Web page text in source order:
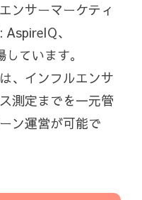
ンサーマーケティ
、
ています。
、インフルエンサ
測定までを一元管
ン運営が可能で